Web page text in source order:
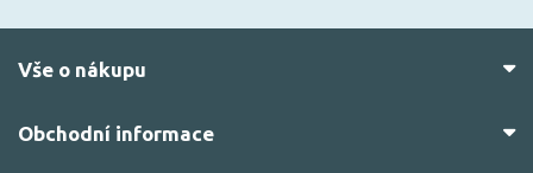
Vše o nákupu
Obchodní informace